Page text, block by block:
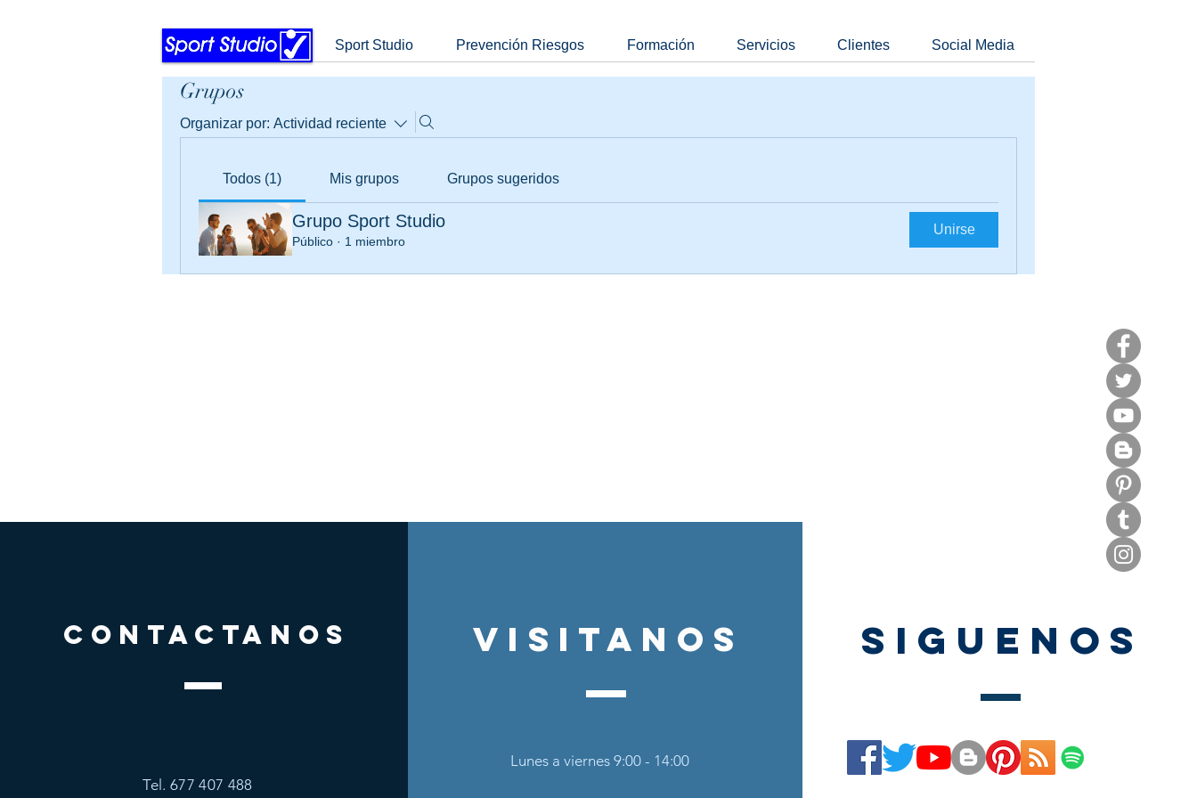
Sport Studio Prevención Riesgos Formación Servicios Clientes Social Media
Grupos
Organizar por: Actividad reciente
Todos (1) Mis grupos Grupos sugeridos
Grupo Sport Studio
Público · 1 miembro
Unirse
CONTACTANOS
Tel. 677 407 488
visitanos
Lunes a viernes 9:00 - 14:00
SIGUENOS